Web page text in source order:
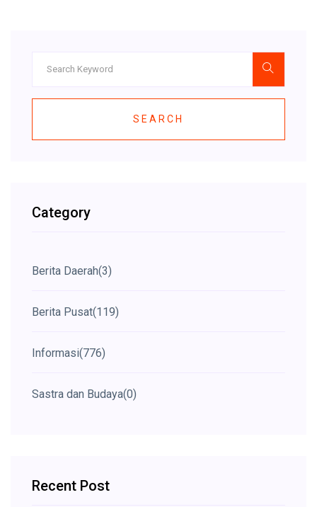
SEARCH
Category
Berita Daerah(3)
Berita Pusat(119)
Informasi(776)
Sastra dan Budaya(0)
Recent Post